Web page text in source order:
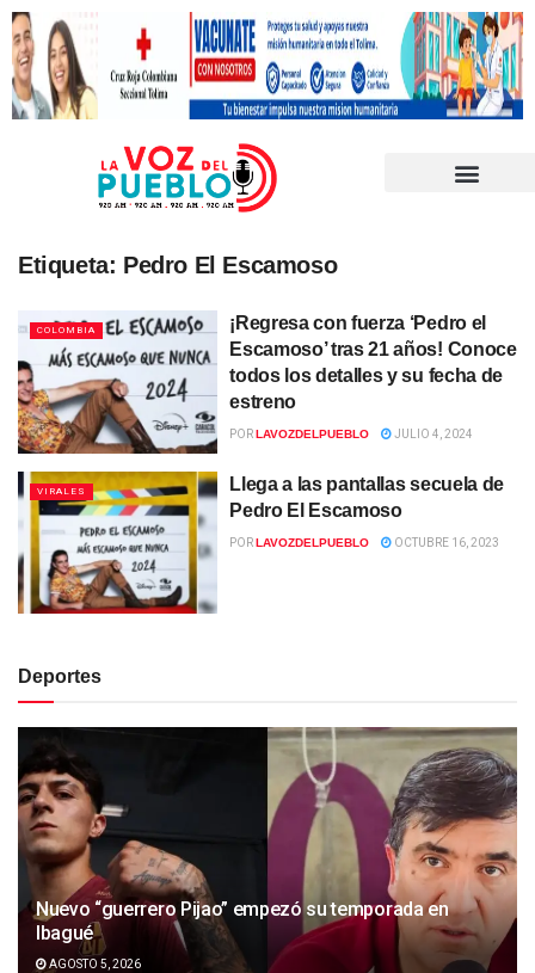
Etiqueta: Pedro El Escamoso
COLOMBIA
¡Regresa con fuerza ‘Pedro el
Escamoso’ tras 21 años! Conoce
todos los detalles y su fecha de
estreno
PORLAVOZDELPUEBLO JULIO 4, 2024
VIRALES
Llega a las pantallas secuela de
Pedro El Escamoso
PORLAVOZDELPUEBLO OCTUBRE 16, 2023
Deportes
Nuevo “guerrero Pijao” empezó su temporada en
Ibagué
AGOSTO 5, 2026